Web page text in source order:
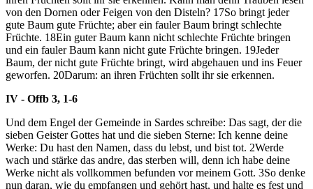
von den Dornen oder Feigen von den Disteln? 17So bringt jeder
gute Baum gute Früchte; aber ein fauler Baum bringt schlechte
Früchte. 18Ein guter Baum kann nicht schlechte Früchte bringen
und ein fauler Baum kann nicht gute Früchte bringen. 19Jeder
Baum, der nicht gute Früchte bringt, wird abgehauen und ins Feuer
geworfen. 20Darum: an ihren Früchten sollt ihr sie erkennen.
IV - Offb 3, 1-6
Und dem Engel der Gemeinde in Sardes schreibe: Das sagt, der die
sieben Geister Gottes hat und die sieben Sterne: Ich kenne deine
Werke: Du hast den Namen, dass du lebst, und bist tot. 2Werde
wach und stärke das andre, das sterben will, denn ich habe deine
Werke nicht als vollkommen befunden vor meinem Gott. 3So denke
nun daran, wie du empfangen und gehört hast, und halte es fest und